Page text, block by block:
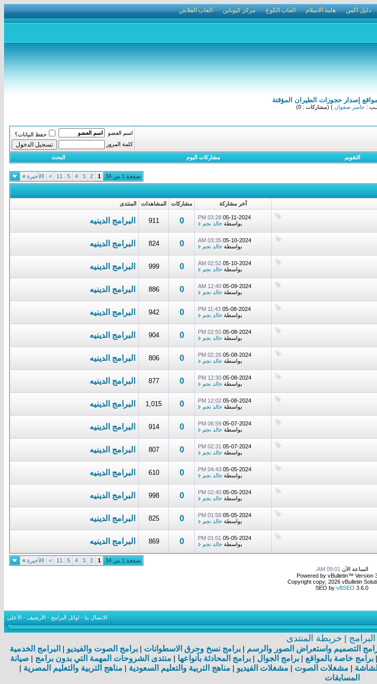
دليل اكس هامة الاسلام العاب الكوخ مركز كيوناين العاب الفلاش
إصدار حجوزات الطيران المؤقتة
: جاسر صفوان ) (مشاركات : 0)
اسم العضو
حفظ البيانات؟
كلمة المرور
التقويم مشاركات اليوم البحث
صفحة 1 من 34 1
2
3
4
5
11
> االأخيرة »
آخر مشاركة مشاركات المشاهدات المنتدى
05-11-2024
03:28 PM
بواسطة خالد نجم 0
911 البرامج الدينيه
05-10-2024
03:35 AM
بواسطة خالد نجم 0
824 البرامج الدينيه
05-10-2024
02:52 AM
بواسطة خالد نجم 0
999 البرامج الدينيه
05-09-2024
12:40 AM
بواسطة خالد نجم 0
886 البرامج الدينيه
05-08-2024
11:43 PM
بواسطة خالد نجم 0
942 البرامج الدينيه
05-08-2024
02:55 PM
بواسطة خالد نجم 0
904 البرامج الدينيه
05-08-2024
02:26 PM
بواسطة خالد نجم 0
806 البرامج الدينيه
05-08-2024
12:30 PM
بواسطة خالد نجم 0
877 البرامج الدينيه
05-08-2024
12:02 PM
بواسطة خالد نجم 0
1,015 البرامج الدينيه
05-07-2024
06:59 PM
بواسطة خالد نجم 0
914 البرامج الدينيه
05-07-2024
02:31 PM
بواسطة خالد نجم 0
807 البرامج الدينيه
05-05-2024
04:43 PM
بواسطة خالد نجم 0
610 البرامج الدينيه
05-05-2024
02:40 PM
بواسطة خالد نجم 0
998 البرامج الدينيه
05-05-2024
01:58 PM
بواسطة خالد نجم 0
825 البرامج الدينيه
05-05-2024
01:01 PM
بواسطة خالد نجم 0
869 البرامج الدينيه
صفحة 1 من 34 1
2
3
4
5
11
> االأخيرة »
الساعة الآن 09:01 AM
Powered by vBulletin™ Version
Copyright copy; 2026 vBulletin
SEO by vBSEO 3.6.0
الاتصال بنا - اوائل البرامج - الأرشيف - الأعلى
البرامج | خريطة المنتدى
التصميم واستعراض الصور والرسم | برامج نسخ وحرق الاسطوانات | برامج الصوت والفيديو | البرامج الخدمية
| برامج خاصة بالمواقع | برامج الجوال | برامج المحادثة بأنواعها | منتدى الشروحات المهمة التي بدون برامج | صيانة
| مشغلات الصوت | مشغلات الفيديو | مناهج التربية والتعليم السعودية | مناهج التربية والتعليم المصرية |
المسابقات